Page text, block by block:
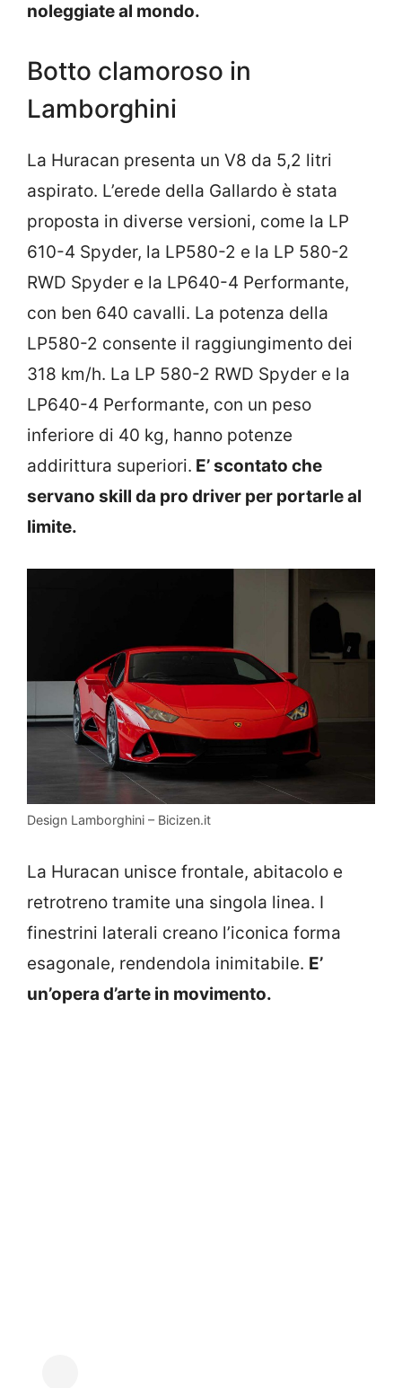
noleggiate al mondo.
Botto clamoroso in
Lamborghini
La Huracan presenta un V8 da 5,2 litri
aspirato. L’erede della Gallardo è stata
proposta in diverse versioni, come la LP
610-4 Spyder, la LP580-2 e la LP 580-2
RWD Spyder e la LP640-4 Performante,
con ben 640 cavalli. La potenza della
LP580-2 consente il raggiungimento dei
318 km/h. La LP 580-2 RWD Spyder e la
LP640-4 Performante, con un peso
inferiore di 40 kg, hanno potenze
addirittura superiori. E’ scontato che
servano skill da pro driver per portarle al
limite.
Design Lamborghini – Bicizen.it
La Huracan unisce frontale, abitacolo e
retrotreno tramite una singola linea. I
finestrini laterali creano l’iconica forma
esagonale, rendendola inimitabile. E’
un’opera d’arte in movimento.